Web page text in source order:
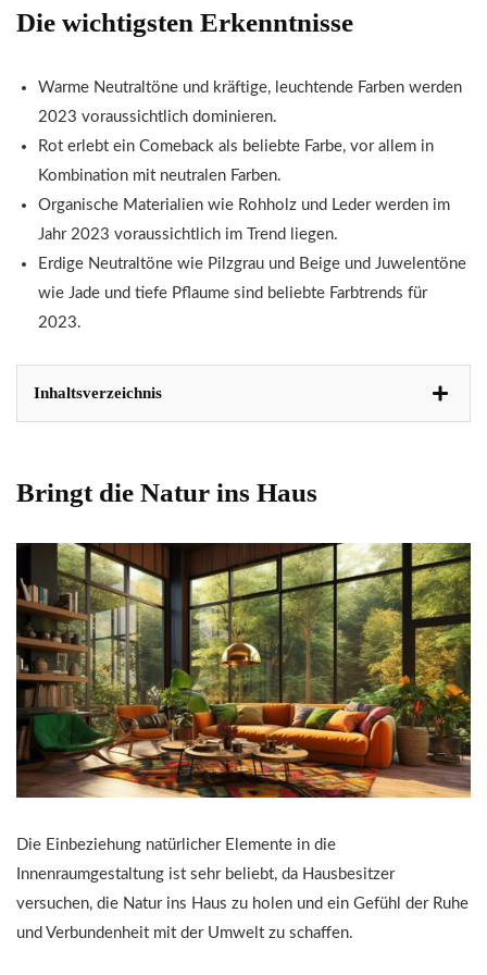
Die wichtigsten Erkenntnisse
Warme Neutraltöne und kräftige, leuchtende Farben werden
2023 voraussichtlich dominieren.
Rot erlebt ein Comeback als beliebte Farbe, vor allem in
Kombination mit neutralen Farben.
Organische Materialien wie Rohholz und Leder werden im
Jahr 2023 voraussichtlich im Trend liegen.
Erdige Neutraltöne wie Pilzgrau und Beige und Juwelentöne
wie Jade und tiefe Pflaume sind beliebte Farbtrends für
2023.
Inhaltsverzeichnis
Bringt die Natur ins Haus
Die Einbeziehung natürlicher Elemente in die
Innenraumgestaltung ist sehr beliebt, da Hausbesitzer
versuchen, die Natur ins Haus zu holen und ein Gefühl der Ruhe
und Verbundenheit mit der Umwelt zu schaffen.